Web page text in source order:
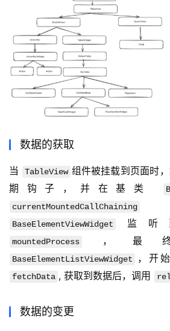
数据的获取
当 TableView 组件被挂载到页面时
期钩子，并在基类
currentMountedCallChaining
BaseElementViewWidget
mountedProcess
BaseElementListViewWidget ，开
fetchData , 获取到数据后，调用
数据的变更